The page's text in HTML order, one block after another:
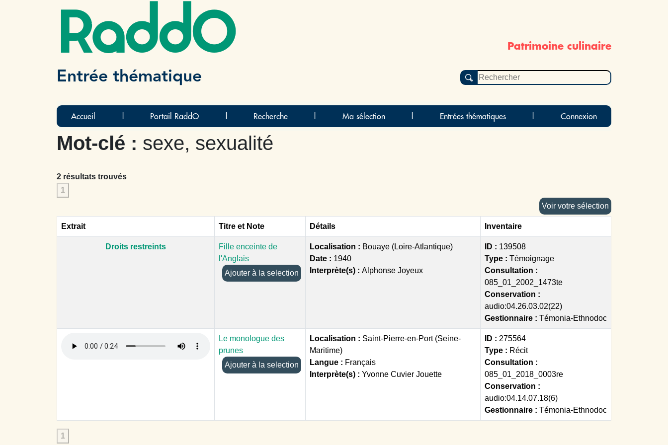
RaddO Patrimoine culinaire
Entrée thématique
Accueil Portail RaddO Recherche Ma sélection Entrées thématiques Connexion
Mot-clé : sexe, sexualité
2 résultats trouvés
1
Voir votre sélection
Extrait Titre et Note Détails Inventaire
Droits restreints
Fille enceinte de
l'Anglais
Ajouter à la selection
Localisation : Bouaye (Loire-Atlantique)
Date : 1940
Interprète(s) : Alphonse Joyeux
ID : 139508
Type : Témoignage
Consultation :
085_01_2002_1473te
Conservation :
audio:04.26.03.02(22)
Gestionnaire : Témonia-Ethnodoc
Le monologue des
prunes
Ajouter à la selection
Localisation : Saint-Pierre-en-Port (Seine-
Maritime)
Langue : Français
Interprète(s) : Yvonne Cuvier Jouette
ID : 275564
Type : Récit
Consultation :
085_01_2018_0003re
Conservation :
audio:04.14.07.18(6)
Gestionnaire : Témonia-Ethnodoc
1